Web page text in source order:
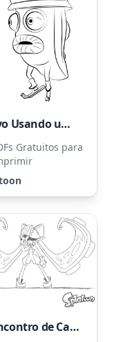
Polvo Usando um Chapéu Engraçado
Gratuitos para
O Encontro de Callie com o Poderoso Lula